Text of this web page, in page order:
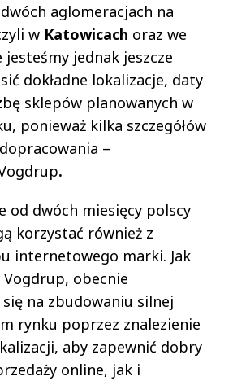
aglomeracjach na
w Katowicach oraz we
jesteśmy jednak jeszcze
dokładne lokalizacje, daty
sklepów planowanych w
ponieważ kilka szczegółów
–
.
od dwóch miesięcy polscy
korzystać również z
internetowego marki. Jak
Vogdrup, obecnie
na zbudowaniu silnej
rynku poprzez znalezienie
aby zapewnić dobry
online, jak i